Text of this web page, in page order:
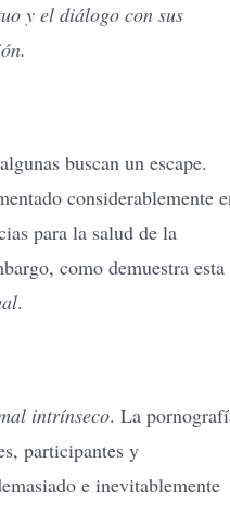
y el diálogo con sus
buscan un escape.
considerablemente
para la salud de la
como demuestra esta
.
intrínseco. La
participantes y
e inevitablemente